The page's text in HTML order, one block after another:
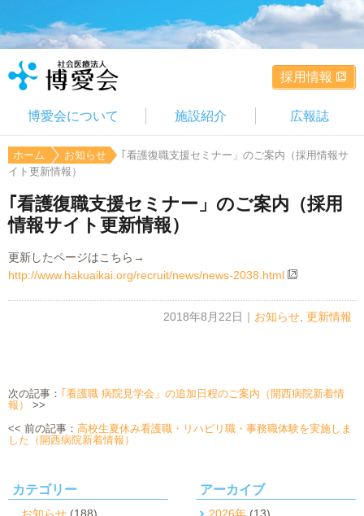
採用情報
博愛会について 施設紹介 広報誌
ホーム お知らせ
｢看護復職支援セミナー」のご案内（採用情報サ
イト更新情報）
｢看護復職支援セミナー」のご案内（採用
情報サイト更新情報）
更新したページはこちら→
http://www.hakuaikai.org/recruit/news/news-2038.html
2018年8月22日 ｜ お知らせ, 更新情報
次の記事： ｢看護職 病院見学会」の追加日程のご案内（開西病院新着情
報）
>>
<< 前の記事： 高校生夏休み看護職・リハビリ職・事務職体験を実施しま
した（開西病院新着情報）
カテゴリー アーカイブ